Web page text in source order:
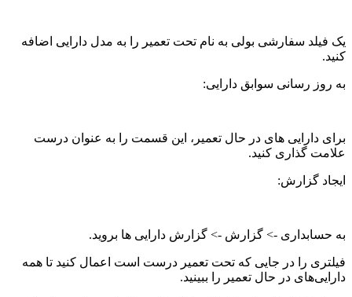
یک فیلد سفارشی بولی به نام تحت تعمیر را به مدل دارایی اضافه
کنید.
به روز رسانی سوابق دارایی:
برای دارایی های در حال تعمیر، این قسمت را به عنوان درست
علامت گذاری کنید.
ایجاد گزارش:
به حسابداری -> گزارش -> گزارش دارایی ها بروید.
فیلتری را در جایی که تحت تعمیر درست است اعمال کنید تا همه
دارایی‌های در حال تعمیر را ببینید.